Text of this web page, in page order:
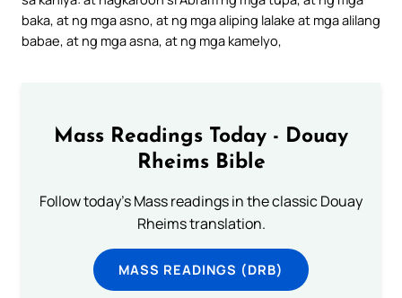
baka, at ng mga asno, at ng mga aliping lalake at mga alilang
babae, at ng mga asna, at ng mga kamelyo,
Mass Readings Today - Douay
Rheims Bible
Follow today's Mass readings in the classic Douay
Rheims translation.
MASS READINGS (DRB)